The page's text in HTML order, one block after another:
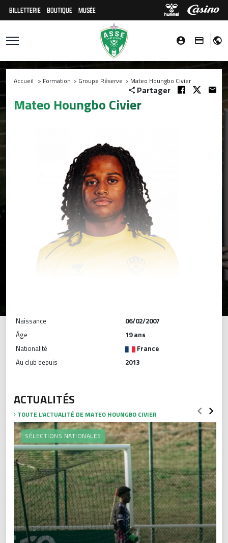
BILLETTERIE BOUTIQUE MUSÉE
Accueil > Formation > Groupe Réserve > Mateo Houngbo Civier
Partager
Mateo Houngbo Civier
Naissance
06/02/2007
Âge
19 ans
Nationalité
France
Au club depuis
2013
ACTUALITÉS
TOUTE L'ACTUALITÉ DE MATEO HOUNGBO CIVIER
SÉLECTIONS NATIONALES